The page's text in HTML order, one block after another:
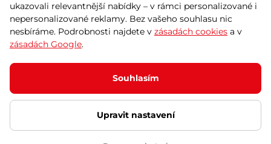
© 2026 SEVEN SPORT s.r.o Všechna práva vyhrazena
Podle zákona o evidenci tržeb je prodávající povinen vystavit
kupujícímu účtenku.
Zároveň je povinen zaevidovat přijatou tržbu u správce daně online; v
případě technického výpadku pak nejpozději do 48 hodin.
Ochrana osobních údajů Nastavení cookies Vnitřní oznamovací
systém Prohlášení přístupnosti
ukazovali relevantnější nabídky – v rámci personalizované i
nepersonalizované reklamy. Bez vašeho souhlasu nic
nesbíráme. Podrobnosti najdete v zásadách cookies a v
zásadách Google.
Souhlasím
Upravit nastavení